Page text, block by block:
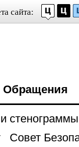
сайта:
Обращения
стенограммы
Совет